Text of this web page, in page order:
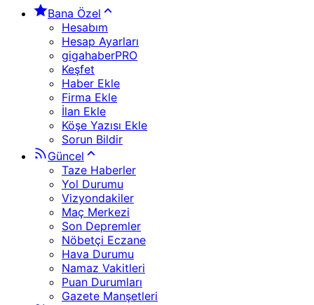
Bana Özel
Hesabım
Hesap Ayarları
gigahaberPRO
Keşfet
Haber Ekle
Firma Ekle
İlan Ekle
Köşe Yazısı Ekle
Sorun Bildir
Güncel
Taze Haberler
Yol Durumu
Vizyondakiler
Maç Merkezi
Son Depremler
Nöbetçi Eczane
Hava Durumu
Namaz Vakitleri
Puan Durumları
Gazete Manşetleri